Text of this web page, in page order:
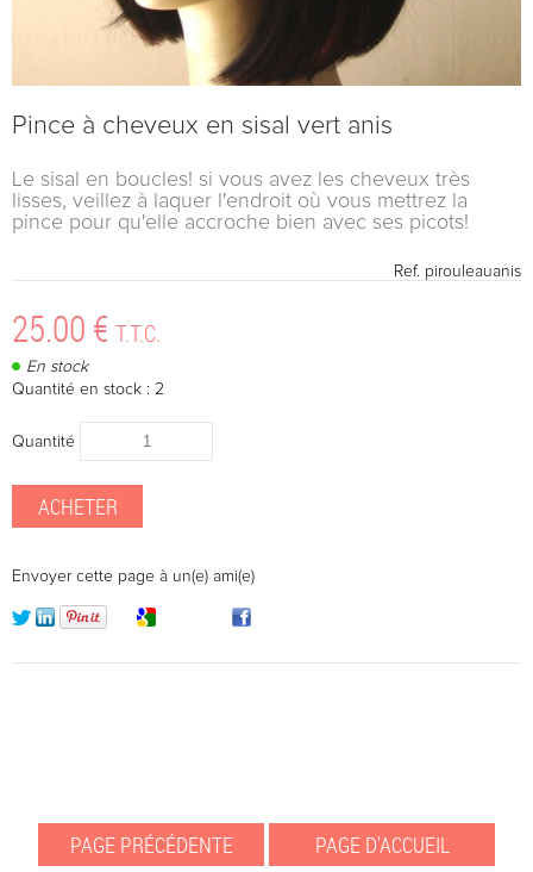
Pince à cheveux en sisal vert anis
Le sisal en boucles! si vous avez les cheveux très
lisses, veillez à laquer l'endroit où vous mettrez la
pince pour qu'elle accroche bien avec ses picots!
Ref. pirouleauanis
25.00 € T.T.C.
En stock
Quantité en stock : 2
Quantité
Envoyer cette page à un(e) ami(e)